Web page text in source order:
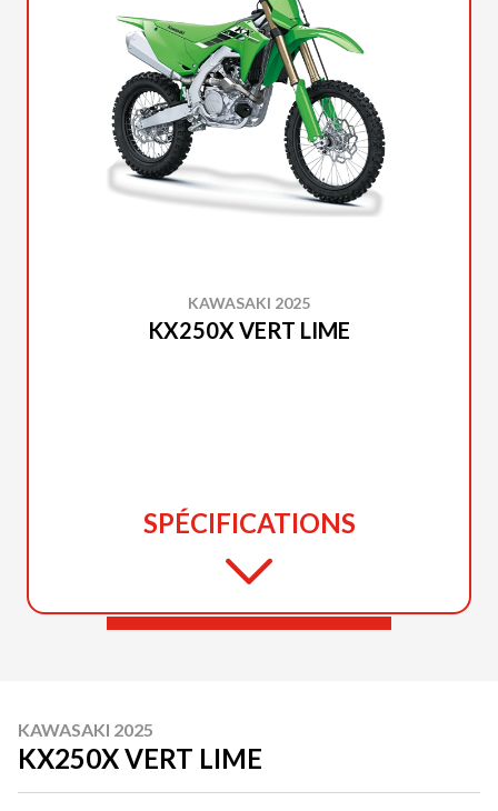
KAWASAKI 2025
KX250X VERT LIME
SPÉCIFICATIONS
KAWASAKI 2025
KX250X VERT LIME